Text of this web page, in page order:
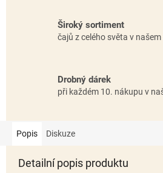
Široký sortiment
čajů z celého světa v našem
Drobný dárek
při každém 10. nákupu v
Popis Diskuze
Detailní popis produktu